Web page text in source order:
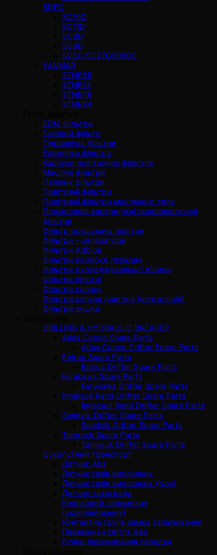
SDEC
SC10D
SC11D
SC8D
SC9D
SDEC SC27G900D2
YANMAR
3TNE68
3TNE74
3TNE78
3TNE84
EDM Фільтри
Газовий фільтр
Гідравлічні фільтри
Елементи фільтра
Корпуси повітряних фільтрів
Масляні фільтри
Паливні фільтри
Повітряні фільтри
Повітряні фільтри масляного типу
Промислові картриджні пиловловлюючі
фільтри
Фільтр осушувача повітря
Фільтри - сепаратори
Фільтри Adblue
Фільтри коробки передач
Фільтри охолоджувальної рідини
Фільтри пілотні
Фільтри салону
Фільтри сапуна двигуна (вентиляція)
Фільтри-мішки
DRILLING & HYDRAULIC BREAKER
Atlas Copco Spare Parts
Atlas Copco Drifter Spare Parts
Epiroc Spare Parts
Epiroc Drifter Spare Parts
Furukawa Spare Parts
Furukawa Drifter Spare Parts
İngersoll Rand Drifter Spare Parts
İngersoll Rand Drifter Spare Parts
Sandvik Drifter Spare Parts
Sandvik Drifter Spare Parts
Tamrock Spare Parts
Tamrock Drifter Spare Parts
Сухопутний транспорт
Датчик Abs
Датчик газів вихлопних
Датчик газів вихлопних (Nox)
Датчик тахографа
Кнопковий перемикач
(склопідйомник)
Контактна група замка запалювання
Перемикач світла фар
Ручки перемикання передач